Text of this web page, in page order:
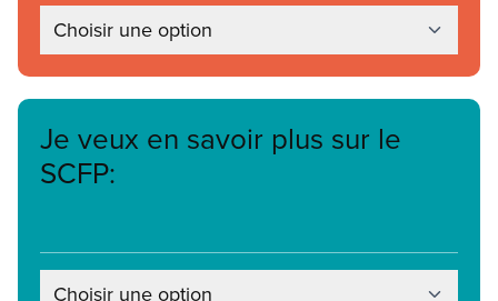
Choisir une option
Je veux en savoir plus sur le
SCFP:
Choisir une option